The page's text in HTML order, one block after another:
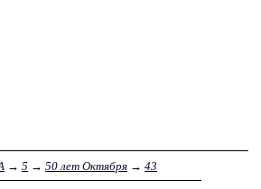
→ 5 → 50 лет Октября → 43